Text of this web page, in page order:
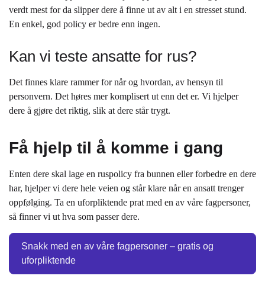
verdt mest for da slipper dere å finne ut av alt i en stresset stund.
En enkel, god policy er bedre enn ingen.
Kan vi teste ansatte for rus?
Det finnes klare rammer for når og hvordan, av hensyn til
personvern. Det høres mer komplisert ut enn det er. Vi hjelper
dere å gjøre det riktig, slik at dere står trygt.
Få hjelp til å komme i gang
Enten dere skal lage en ruspolicy fra bunnen eller forbedre en dere
har, hjelper vi dere hele veien og står klare når en ansatt trenger
oppfølging. Ta en uforpliktende prat med en av våre fagpersoner,
så finner vi ut hva som passer dere.
Snakk med en av våre fagpersoner – gratis og
uforpliktende